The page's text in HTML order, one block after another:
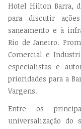
Hotel Hilton Barra,
para discutir
saneamento e à
Rio de Janeiro.
Comercial e
especialistas e
prioridades para a
Vargens.
Entre os
universalização do